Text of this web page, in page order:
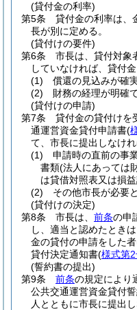
(貸付金の利率)
第5条
貸付金の利率は、
長が別に定める。
(貸付けの要件)
第6条
市長は、貸付対象
していなければ、貸付
(1)
償還の見込みが確
(2)
財務の経理が明確
(貸付けの申請)
第7条
貸付金の貸付けを
通運営資金貸付申請書(
て、市長に提出しなけれ
(1)
申請時の直前の事
書類(法人にあっては
は貸借対照表又は損
(2)
その他市長が必要
(貸付けの決定)
第8条
市長は、 前条の申
し、適当と認めたとき
金の貸付の申請をした
貸付決定通知書(様式第
(誓約書の提出)
第9条
前条の規定により
公共交通運営資金貸付
人とともに市長に提出